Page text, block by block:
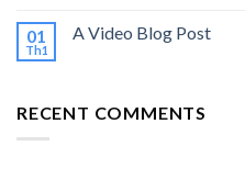
01
Th1
A Video Blog Post
RECENT COMMENTS